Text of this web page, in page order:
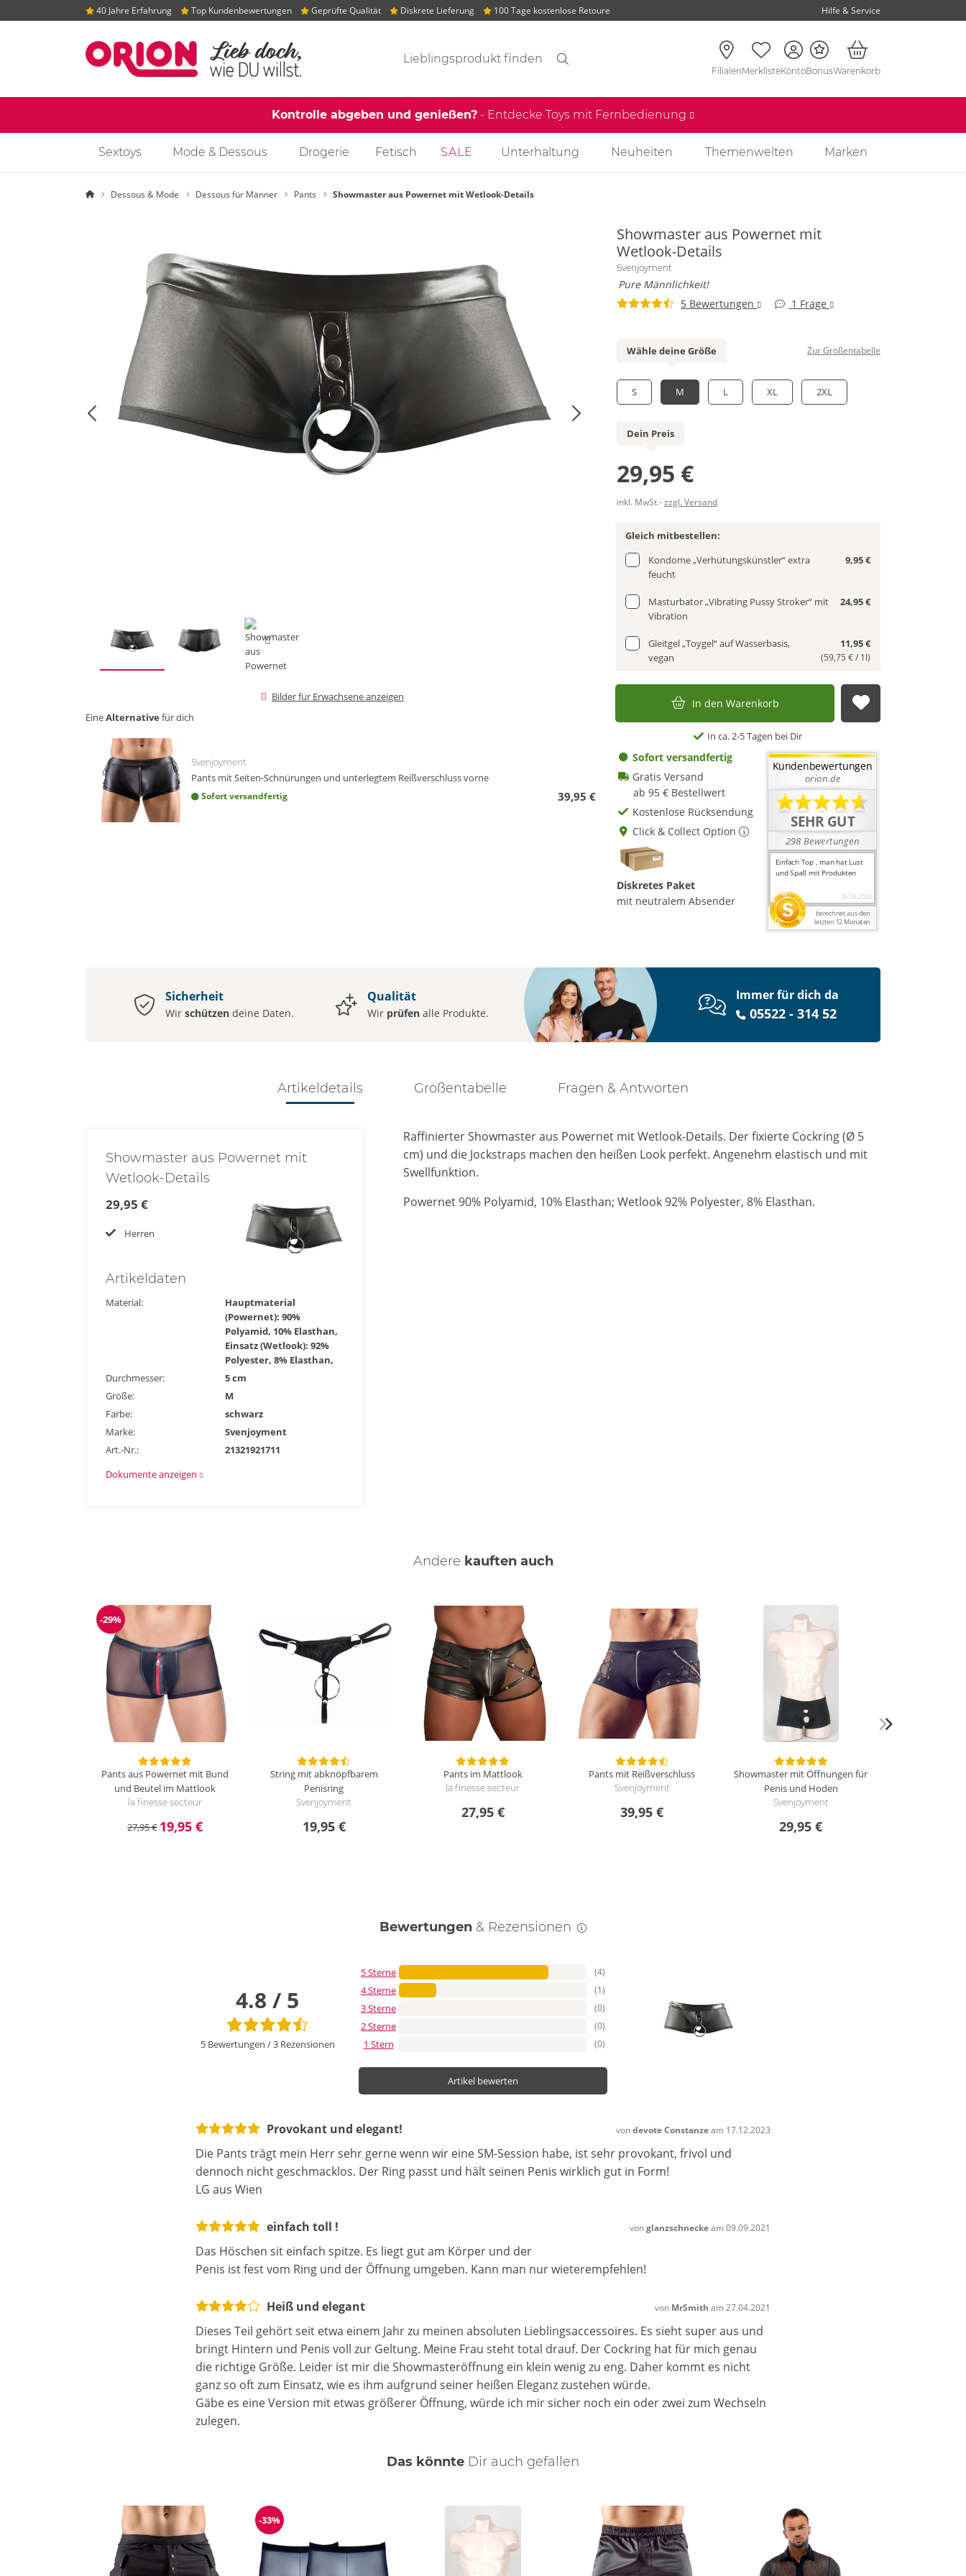
40 Jahre Erfahrung Top Kundenbewertungen Geprüfte Qualität Diskrete Lieferung 100 Tage kostenlose Retoure Hilfe & Service
Suchvorschläge
FilialenMerklisteKontoBonusWarenkorb
Kontrolle abgeben und genießen? - Entdecke Toys mit Fernbedienung
Sextoys Mode & Dessous Drogerie Fetisch SALE Unterhaltung Neuheiten Themenwelten Marken
StartseiteDessous & Mode Dessous für Männer Pants Showmaster aus Powernet mit Wetlook-Details
Bilder für Erwachsene anzeigen
EineAlternative für dich
Svenjoyment
Pants mit Seiten-Schnürungen und unterlegtem Reißverschluss vorne
Sofort versandfertig 39,95 €
Showmaster aus Powernet mit
Wetlook-Details
Svenjoyment
Pure Männlichkeit!
5 Bewertungen
1 Frage
Wähle deine Größe
S M L XL 2XL
Zur Größentabelle
Dein Preis
29,95 €
inkl. MwSt.-zzgl. Versand
Gleich mitbestellen:
Kondome „Verhütungskünstler“ extra
feucht
9,95 €
Masturbator „Vibrating Pussy Stroker“ mit
Vibration
24,95 €
Gleitgel „Toygel“ auf Wasserbasis,
vegan
11,95 €
(59,75 € / 1l)
In den Warenkorb Auf die
In ca. 2-5 Tagen bei Dir
Sofort versandfertig
Gratis Versand
ab 95 € Bestellwert
Kostenlose Rücksendung
Click & Collect Option
Diskretes Paket
mit neutralem Absender
Sicherheit
Wir schützen deine Daten.
Qualität
Wir prüfen alle Produkte.
Immer für dich da
05522 - 314 52
Artikeldetails Größentabelle Fragen & Antworten
Showmaster aus Powernet mit
Wetlook-Details
29,95 €
Herren
Artikeldaten
Material:
Hauptmaterial
(Powernet): 90%
Polyamid, 10% Elasthan,
Einsatz (Wetlook): 92%
Polyester, 8% Elasthan,
Durchmesser:
5 cm
Größe:
M
Farbe:
schwarz
Marke:
Svenjoyment
Art.-Nr.:
21321921711
Dokumente anzeigen
Raffinierter Showmaster aus Powernet mit Wetlook-Details. Der fixierte Cockring (Ø 5
cm) und die Jockstraps machen den heißen Look perfekt. Angenehm elastisch und mit
Swellfunktion.
Powernet 90% Polyamid, 10% Elasthan; Wetlook 92% Polyester, 8% Elasthan.
Andere kauften auch
Reduzierung
-29%
Pants aus Powernet mit Bund
und Beutel im Mattlook
la finesse secteur
27,95 € 19,95 €
String mit abknöpfbarem
Penisring
Svenjoyment
19,95 €
Pants im Mattlook
la finesse secteur
27,95 €
Pants mit Reißverschluss
Svenjoyment
39,95 €
Showmaster mit Öffnungen für
Penis und Hoden
Svenjoyment
29,95 €
Bewertungen & Rezensionen
4.8 / 5
5 Bewertungen /3 Rezensionen
5 Sterne (4)
4 Sterne (1)
3 Sterne (0)
2 Sterne (0)
1 Stern (0)
Artikel bewerten
Provokant und elegant! vondevote Constanzeam 17.12.2023
Die Pants trägt mein Herr sehr gerne wenn wir eine SM-Session habe, ist sehr provokant, frivol und
dennoch nicht geschmacklos. Der Ring passt und hält seinen Penis wirklich gut in Form!
LG aus Wien
einfach toll ! vonglanzschneckeam 09.09.2021
Das Höschen sit einfach spitze. Es liegt gut am Körper und der
Penis ist fest vom Ring und der Öffnung umgeben. Kann man nur wieterempfehlen!
Heiß und elegant von MrSmith am 27.04.2021
Dieses Teil gehört seit etwa einem Jahr zu meinen absoluten Lieblingsaccessoires. Es sieht super aus und
bringt Hintern und Penis voll zur Geltung. Meine Frau steht total drauf. Der Cockring hat für mich genau
die richtige Größe. Leider ist mir die Showmasteröffnung ein klein wenig zu eng. Daher kommt es nicht
ganz so oft zum Einsatz, wie es ihm aufgrund seiner heißen Eleganz zustehen würde.
Gäbe es eine Version mit etwas größerer Öffnung, würde ich mir sicher noch ein oder zwei zum Wechseln
zulegen.
Das könnte Dir auch gefallen
Reduzierung
-33%